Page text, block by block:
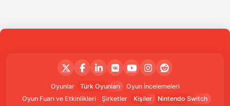
Oyunlar Türk Oyunları
Oyun İncelemeleri
Oyun Fuarı ve Etkinlikleri
Şirketler Kişiler
Nintendo Switch